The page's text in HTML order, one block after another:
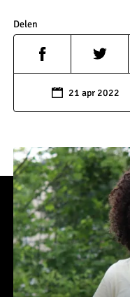
Delen
21 apr 2022